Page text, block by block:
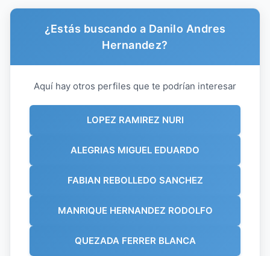
¿Estás buscando a Danilo Andres
Hernandez?
Aquí hay otros perfiles que te podrían interesar
LOPEZ RAMIREZ NURI
ALEGRIAS MIGUEL EDUARDO
FABIAN REBOLLEDO SANCHEZ
MANRIQUE HERNANDEZ RODOLFO
QUEZADA FERRER BLANCA